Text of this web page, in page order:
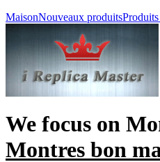
MaisonNouveaux produits
We focus on
Montres bon